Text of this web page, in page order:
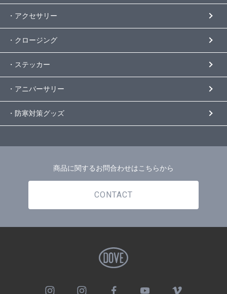
・アクセサリー
・クロージング
・ステッカー
・アニバーサリー
・防寒対策グッズ
商品に関するお問合わせはこちらから
CONTACT